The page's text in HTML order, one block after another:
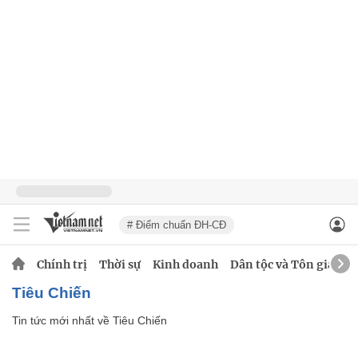
# Điểm chuẩn ĐH-CĐ
Chính trị Thời sự Kinh doanh Dân tộc và Tôn giáo
Tiêu Chiến
Tin tức mới nhất về Tiêu Chiến